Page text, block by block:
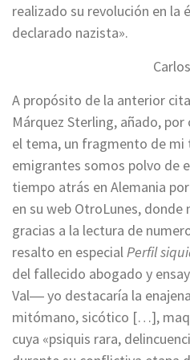
realizado su revolución en la
declarado nazista».
Carlos
A propósito de la anterior
Márquez Sterling, añado,
el tema, un fragmento de mi
emigrantes somos polvo de
tiempo atrás en Alemania
en su web OtroLunes, donde
gracias a la lectura de
resalto en especialPerfil
del fallecido abogado y
Val― yo destacaría la
mitómano, sicótico […],
cuya «psiquis rara,